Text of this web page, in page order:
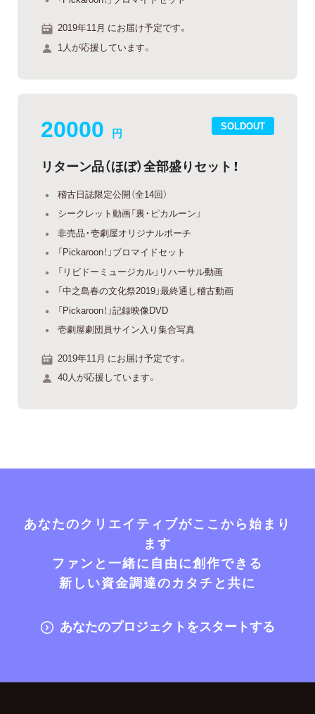
2019年11月 にお届け予定です。
1人が応援しています。
SOLDOUT
20000 円
リターン品（ほぼ）全部盛りセット！
稽古日誌限定公開（全14回）
シークレット動画「裏・ピカルーン」
非売品・壱劇屋オリジナルポーチ
「Pickaroon！」ブロマイドセット
「リビドーミュージカル」リハーサル動画
「中之島春の文化祭2019」最終通し稽古動画
「Pickaroon！」記録映像DVD
壱劇屋劇団員サイン入り集合写真
2019年11月 にお届け予定です。
40人が応援しています。
あなたのクリエイティブがここから始まり
ます
ファンと一緒に自由に創作できる
新しい資金調達のカタチと共に
あなたのプロジェクトをスタートする